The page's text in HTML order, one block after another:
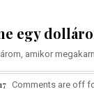
egy
amikor
Comments are off